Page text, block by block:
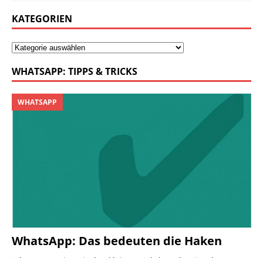
KATEGORIEN
WHATSAPP: TIPPS & TRICKS
WhatsApp: Das bedeuten die Haken
WHATSAPP